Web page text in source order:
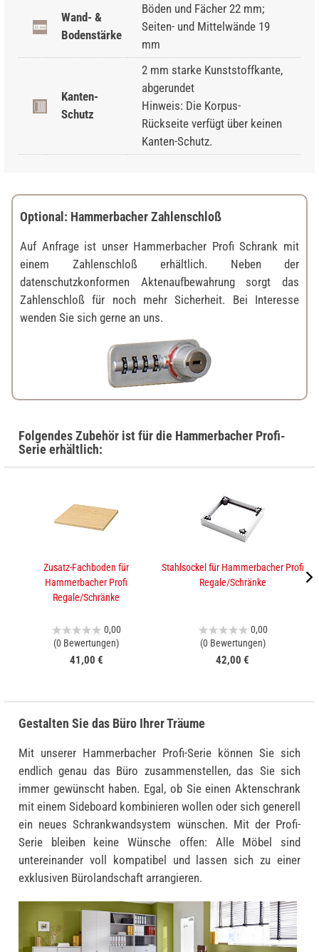
Wand- &
Bodenstärke
Böden und Fächer 22 mm;
Seiten- und Mittelwände 19
mm
Kanten-
Schutz
2 mm starke Kunststoffkante,
abgerundet
Hinweis: Die Korpus-
Rückseite verfügt über keinen
Kanten-Schutz.
Optional: Hammerbacher Zahlenschloß
Auf Anfrage ist unser Hammerbacher Profi Schrank mit
einem Zahlenschloß erhältlich. Neben der
datenschutzkonformen Aktenaufbewahrung sorgt das
Zahlenschloß für noch mehr Sicherheit. Bei Interesse
wenden Sie sich gerne an uns.
Folgendes Zubehör ist für die Hammerbacher Profi-
Serie erhältlich:
Zusatz-Fachboden für
Hammerbacher Profi
Regale/Schränke
0,00
(0 Bewertungen)
41,00 €
Stahlsockel für Hammerbacher Profi
Regale/Schränke
0,00
(0 Bewertungen)
42,00 €
Gestalten Sie das Büro Ihrer Träume
Mit unserer Hammerbacher Profi-Serie können Sie sich
endlich genau das Büro zusammenstellen, das Sie sich
immer gewünscht haben. Egal, ob Sie einen Aktenschrank
mit einem Sideboard kombinieren wollen oder sich generell
ein neues Schrankwandsystem wünschen. Mit der Profi-
Serie bleiben keine Wünsche offen: Alle Möbel sind
untereinander voll kompatibel und lassen sich zu einer
exklusiven Bürolandschaft arrangieren.